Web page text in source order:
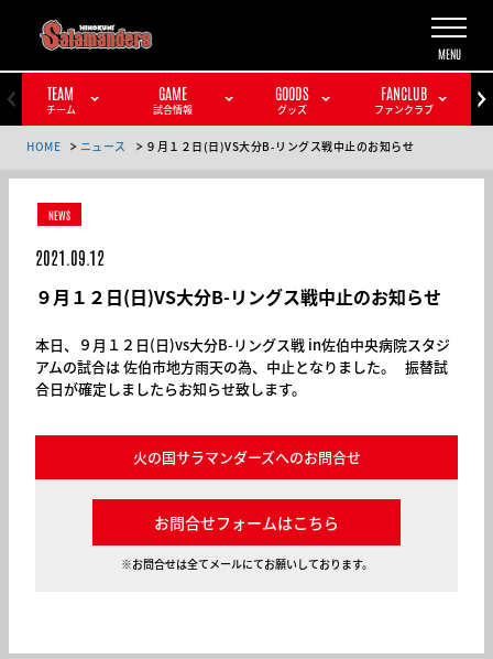
TEAM
チーム
GAME
試合情報
GOODS
グッズ
FANCLUB
ファンクラブ
HOME ニュース ９月１２日(日)VS大分B-リングス戦中止のお知らせ
NEWS
2021.09.12
９月１２日(日)VS大分B-リングス戦中止のお知らせ
本日、９月１２日(日)vs大分B-リングス戦 in佐伯中央病院スタジ
アムの試合は 佐伯市地方雨天の為、中止となりました。 振替試
合日が確定しましたらお知らせ致します。
火の国サラマンダーズへのお問合せ
お問合せフォームはこちら
※お問合せは全てメールにてお願いしております。